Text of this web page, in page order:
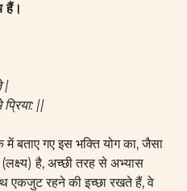
हैं।
|
प्रिया: ||
बताए गए इस भक्ति योग का, जैसा
है, अच्छी तरह से अभ्यास
एकजुट रहने की इच्छा रखते हैं, वे